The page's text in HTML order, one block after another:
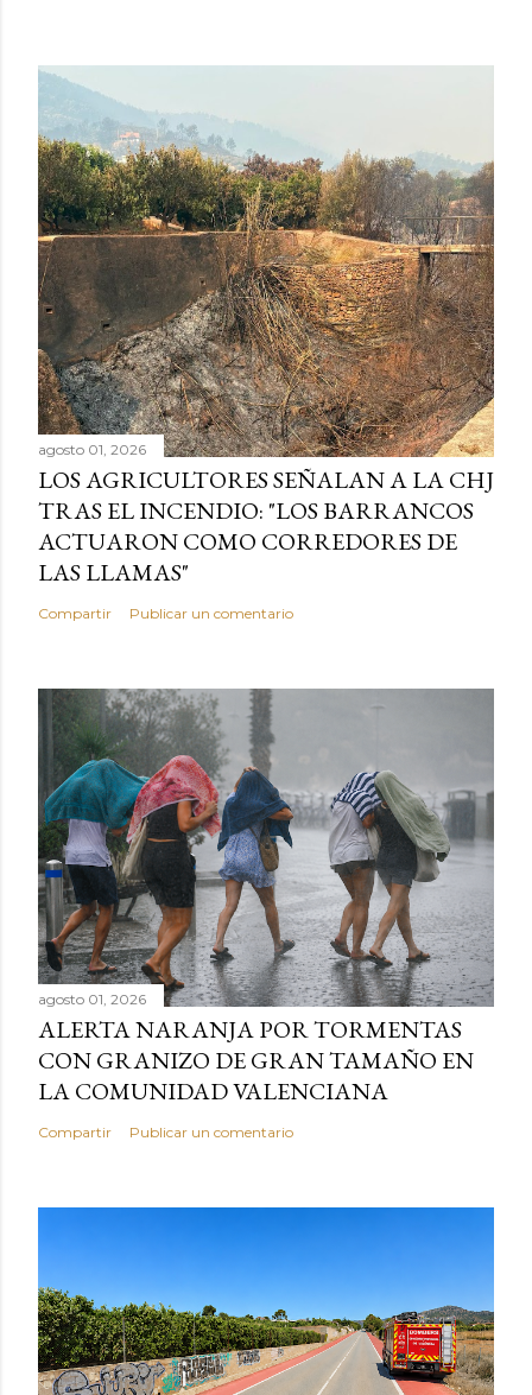
agosto 01, 2026
LOS AGRICULTORES SEÑALAN A LA CHJ
TRAS EL INCENDIO: "LOS BARRANCOS
ACTUARON COMO CORREDORES DE
LAS LLAMAS"
Compartir Publicar un comentario
agosto 01, 2026
ALERTA NARANJA POR TORMENTAS
CON GRANIZO DE GRAN TAMAÑO EN
LA COMUNIDAD VALENCIANA
Compartir Publicar un comentario